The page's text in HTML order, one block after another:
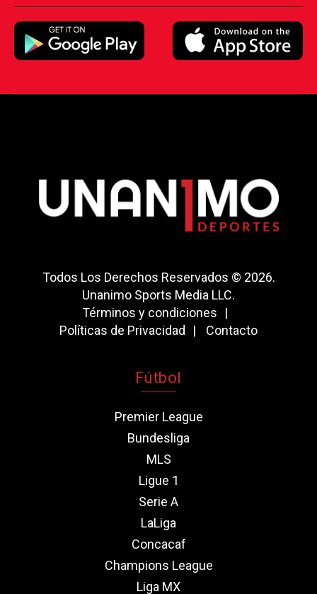
Todos Los Derechos Reservados © 2026.
Unanimo Sports Media LLC.
Términos y condiciones
Políticas de Privacidad
Contacto
Fútbol
Premier League
Bundesliga
MLS
Ligue 1
Serie A
LaLiga
Concacaf
Champions League
Liga MX